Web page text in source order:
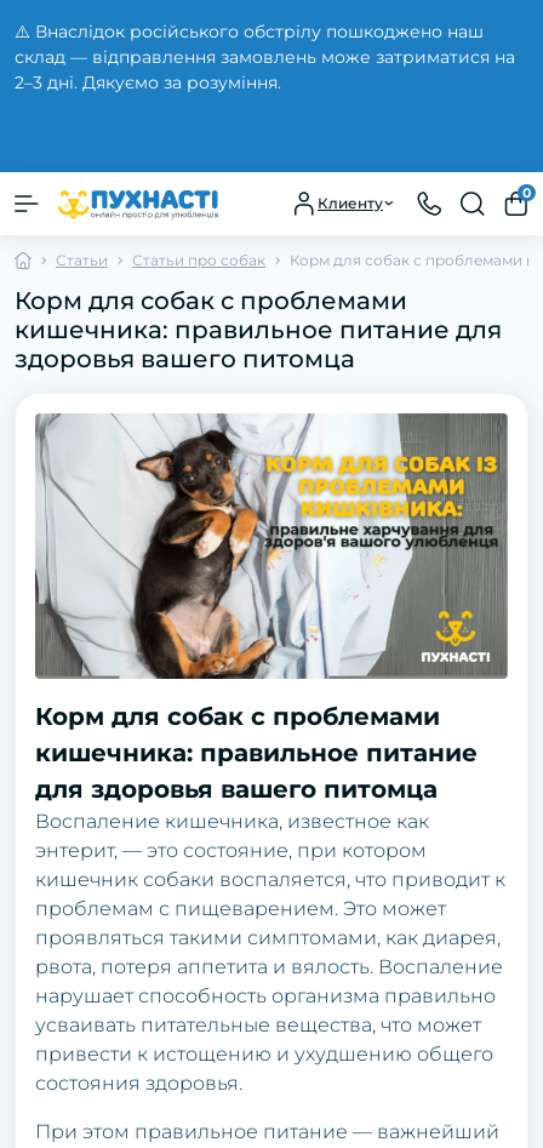
⚠️ Внаслідок російського обстрілу пошкоджено наш
склад — відправлення замовлень може затриматися на
2–3 дні. Дякуємо за розуміння.
Клиенту
0
Статьи Статьи про собак Корм для собак с проблемами
Корм для собак с проблемами
кишечника: правильное питание для
здоровья вашего питомца
Корм для собак с проблемами
кишечника: правильное питание
для здоровья вашего питомца
Воспаление кишечника, известное как
энтерит, — это состояние, при котором
кишечник собаки воспаляется, что приводит к
проблемам с пищеварением. Это может
проявляться такими симптомами, как диарея,
рвота, потеря аппетита и вялость. Воспаление
нарушает способность организма правильно
усваивать питательные вещества, что может
привести к истощению и ухудшению общего
состояния здоровья.
При этом правильное питание — важнейший